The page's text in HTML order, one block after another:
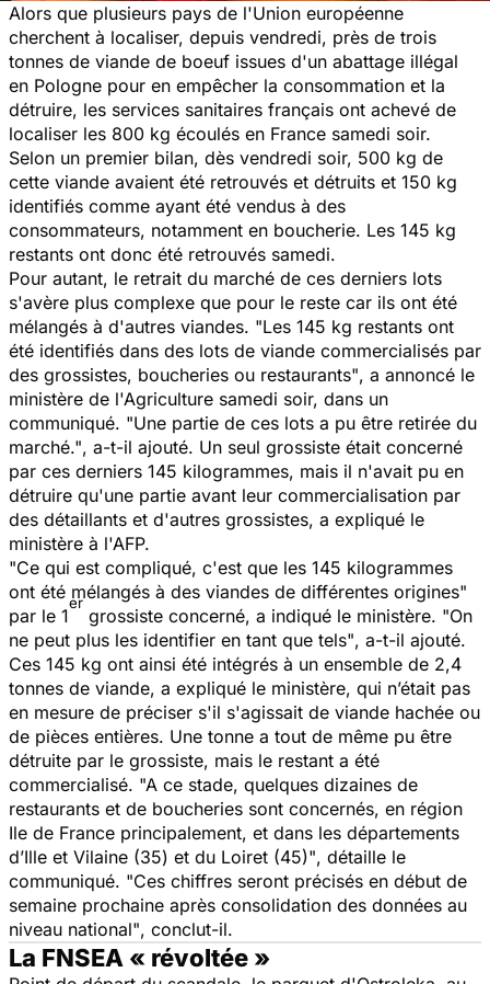
Alors que plusieurs pays de l'Union européenne
cherchent à localiser, depuis vendredi, près de trois
tonnes de viande de boeuf issues d'un abattage illégal
en Pologne pour en empêcher la consommation et la
détruire, les services sanitaires français ont achevé de
localiser les 800 kg écoulés en France samedi soir.
Selon un premier bilan, dès vendredi soir, 500 kg de
cette viande avaient été retrouvés et détruits et 150 kg
identifiés comme ayant été vendus à des
consommateurs, notamment en boucherie. Les 145 kg
restants ont donc été retrouvés samedi.
Pour autant, le retrait du marché de ces derniers lots
s'avère plus complexe que pour le reste car ils ont été
mélangés à d'autres viandes. "Les 145 kg restants ont
été identifiés dans des lots de viande commercialisés par
des grossistes, boucheries ou restaurants", a annoncé le
ministère de l'Agriculture samedi soir, dans un
communiqué. "Une partie de ces lots a pu être retirée du
marché.", a-t-il ajouté. Un seul grossiste était concerné
par ces derniers 145 kilogrammes, mais il n'avait pu en
détruire qu'une partie avant leur commercialisation par
des détaillants et d'autres grossistes, a expliqué le
ministère à l'AFP.
"Ce qui est compliqué, c'est que les 145 kilogrammes
ont été mélangés à des viandes de différentes origines"
par le 1
er
grossiste concerné, a indiqué le ministère. "On
ne peut plus les identifier en tant que tels", a-t-il ajouté.
Ces 145 kg ont ainsi été intégrés à un ensemble de 2,4
tonnes de viande, a expliqué le ministère, qui n’était pas
en mesure de préciser s'il s'agissait de viande hachée ou
de pièces entières. Une tonne a tout de même pu être
détruite par le grossiste, mais le restant a été
commercialisé. "A ce stade, quelques dizaines de
restaurants et de boucheries sont concernés, en région
Ile de France principalement, et dans les départements
d’Ille et Vilaine (35) et du Loiret (45)", détaille le
communiqué. "Ces chiffres seront précisés en début de
semaine prochaine après consolidation des données au
niveau national", conclut-il.
La FNSEA « révoltée »